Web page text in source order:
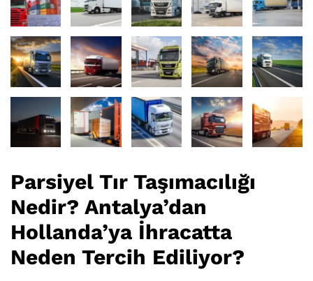
Parsiyel Tır Taşımacılığı
Nedir? Antalya’dan
Hollanda’ya İhracatta
Neden Tercih Ediliyor?